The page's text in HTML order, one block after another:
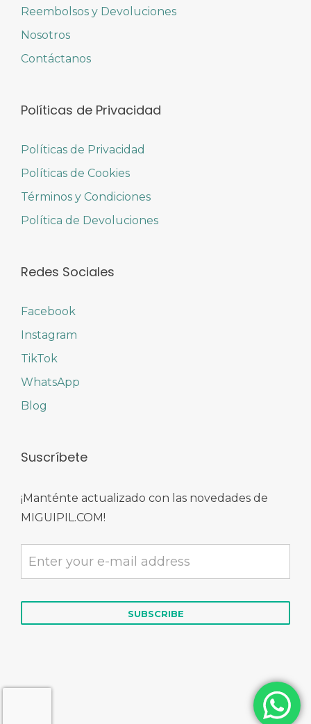
Reembolsos y Devoluciones
Nosotros
Contáctanos
Políticas de Privacidad
Políticas de Privacidad
Políticas de Cookies
Términos y Condiciones
Política de Devoluciones
Redes Sociales
Facebook
Instagram
TikTok
WhatsApp
Blog
Suscríbete
¡Manténte actualizado con las novedades de
MIGUIPIL.COM!